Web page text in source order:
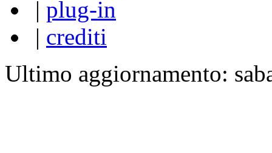
| plug-in
| crediti
Ultimo aggiornamento: